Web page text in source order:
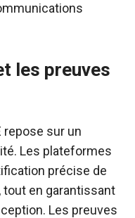
les preuves
repose sur un
Les plateformes
précise de
tout en garantissant
Les preuves